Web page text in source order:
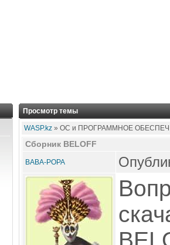
Просмотр темы
WASP.kz » ОС и ПРОГРАММНОЕ
Сборник BELOFF
BABA-POPA